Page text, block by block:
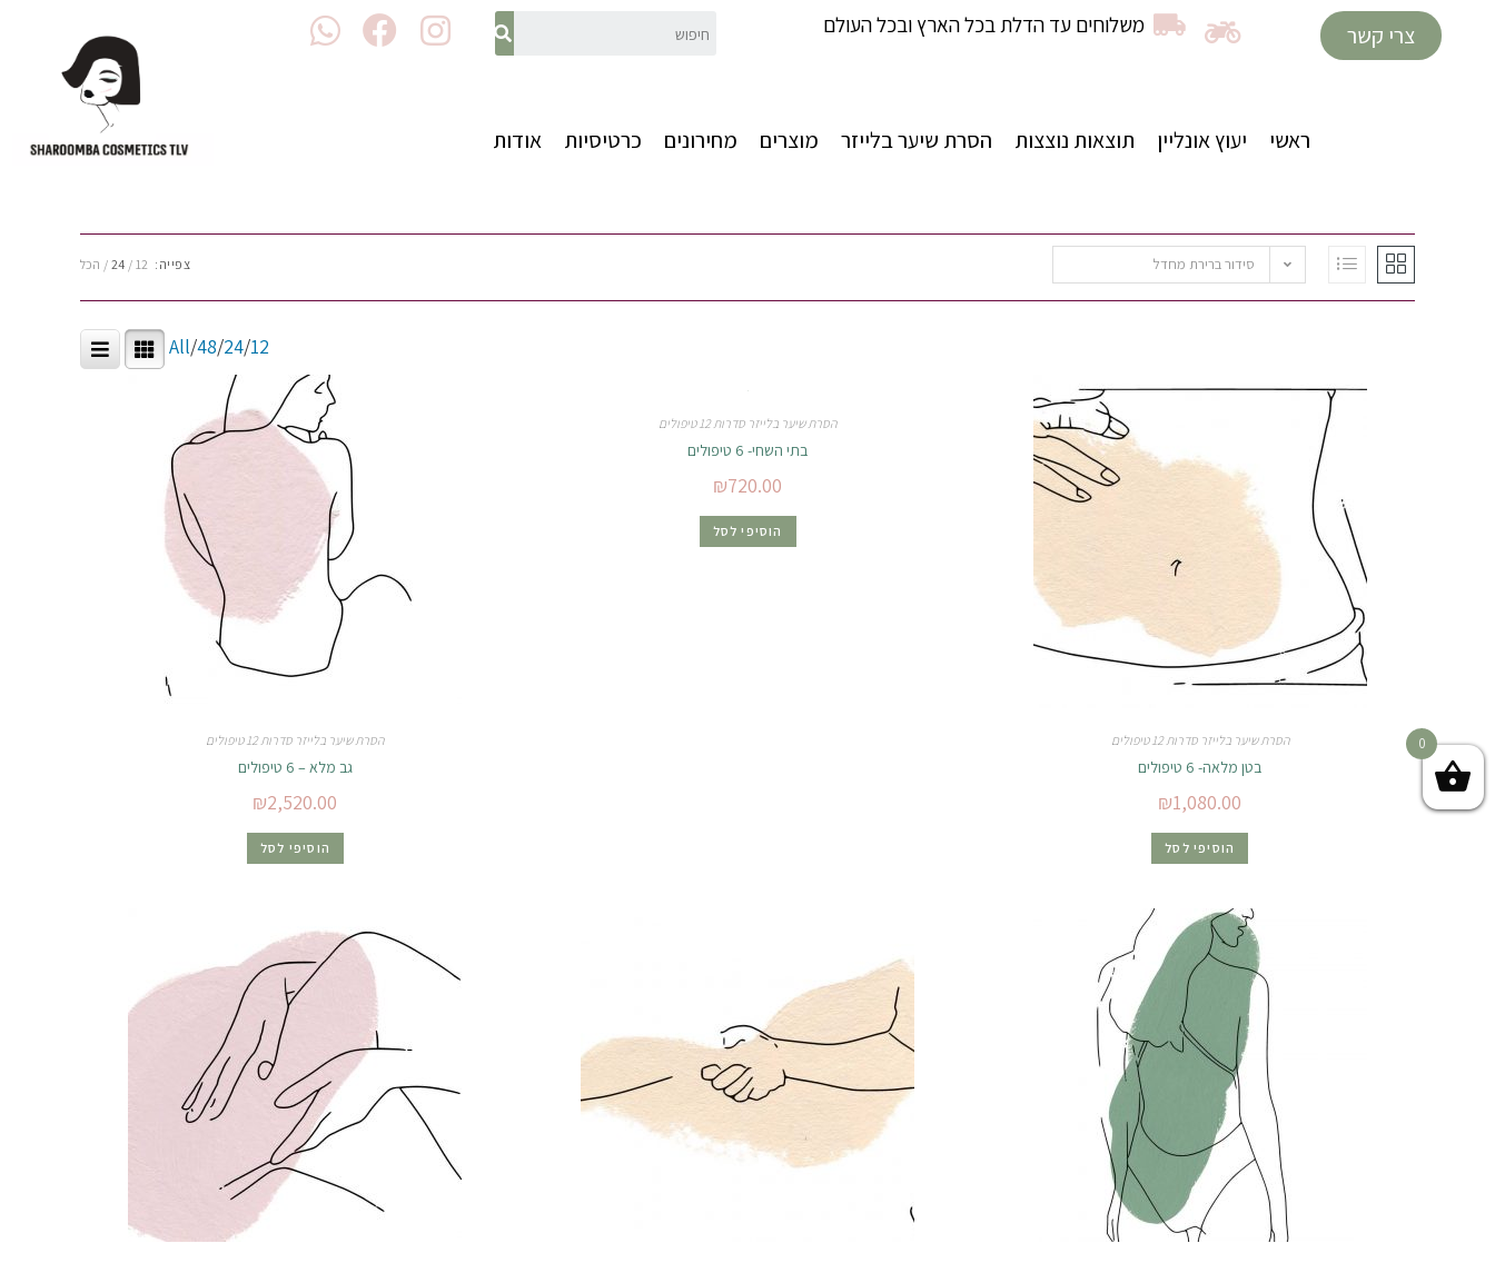
צרי קשר משלוחים עד הדלת בכל הארץ ובכל העולם
ראשי יעוץ אונליין תוצאות נוצצות הסרת שיער בלייזר מוצרים מחירונים כרטיסיות אודות
סידור ברירת מחדל צפייה: 12
24 הכל
12
/
24
/
48
/
All
הסרת שיער בלייזר סדרות 12 טיפולים
בטן מלאה- 6 טיפולים
₪1,080.00
הוסיפי לסל
הסרת שיער בלייזר סדרות 12 טיפולים
בתי השחי- 6 טיפולים
₪720.00
הוסיפי לסל
הסרת שיער בלייזר סדרות 12 טיפולים
גב מלא – 6 טיפולים
₪2,520.00
הוסיפי לסל
0